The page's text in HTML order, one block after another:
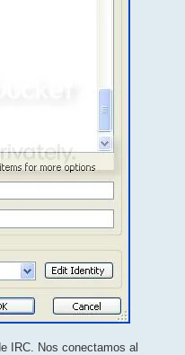
IRC. Nos conectamos al